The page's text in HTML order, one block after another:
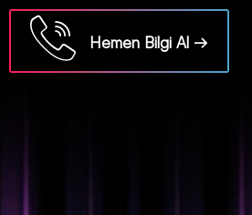
on line18 Hemen Bilgi Al →